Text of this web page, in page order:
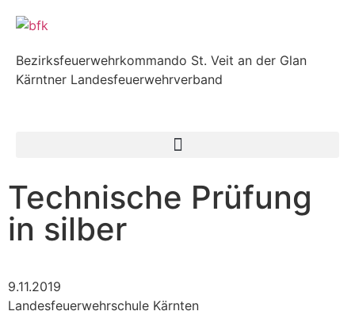
Bezirksfeuerwehrkommando St. Veit an der Glan
Kärntner Landesfeuerwehrverband
Technische Prüfung
in silber
9.11.2019
Landesfeuerwehrschule Kärnten